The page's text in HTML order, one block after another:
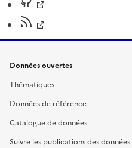
Données ouvertes
Thématiques
Données de référence
Catalogue de données
Suivre les publications des données